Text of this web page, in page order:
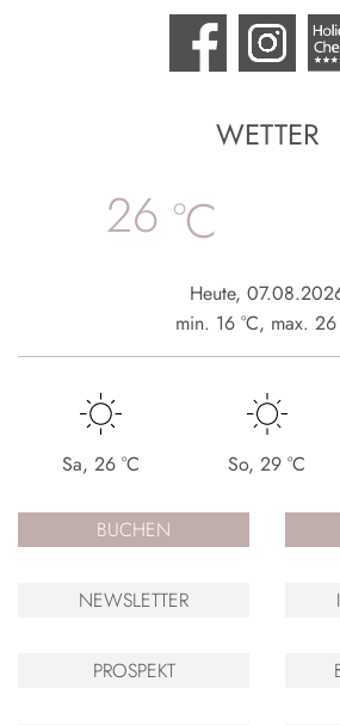
WETTER
26 °C
Heute,
min. 16 °C, max. 26
Sa,26 °C So,29 °C
BUCHEN
NEWSLETTER
PROSPEKT